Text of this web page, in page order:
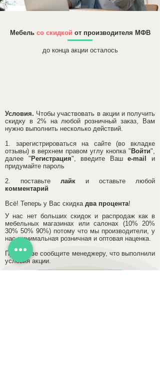
Мебель со скидкой от производителя МФВ
до конца акции осталось
Условия. Чтобы участвовать в акции и получить
скидку в 2% на любой розничный заказ, Вам
нужно выполнить несколько действий.
1. зарегистрироваться на сайте (во вкладке
отзывы) в верхнем правом углу кнопка " Войти",
далее " Регистрация", введите Вашe-mail
и
придумайте пароль
2. поставьте лайк и оставьте любой
комментарий
Всё! Теперь у Вас скидка два процента!
У нас нет больших скидок и распродаж как в
мебельных магазинах или салонах (10% 20%
30% 50% 90%) потому что мы производители, у
нас минимальная розничная и оптовая наценка.
При заказе сообщите менеджеру, что выполнили
условия акции.